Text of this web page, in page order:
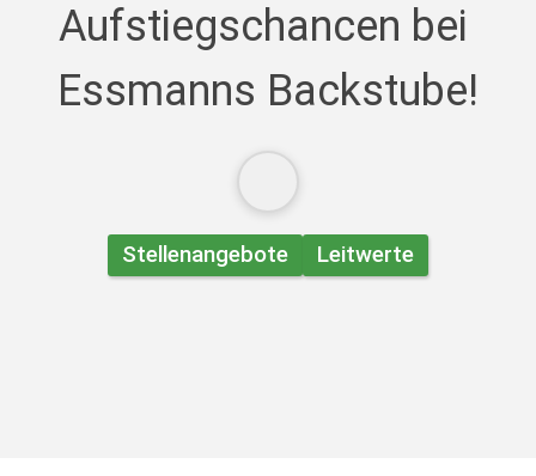
Aufstiegschancen bei
Essmanns Backstube!
Stellenangebote Leitwerte